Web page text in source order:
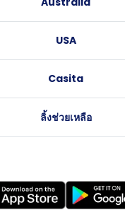
เอดินเบอระ
ลีดส์
โคเวนทรี
เลสเตอร์
บริสเบน
อะเดลายด์
USA
แอตแลนตา
Casita
ลิ้งช่วยเหลือ